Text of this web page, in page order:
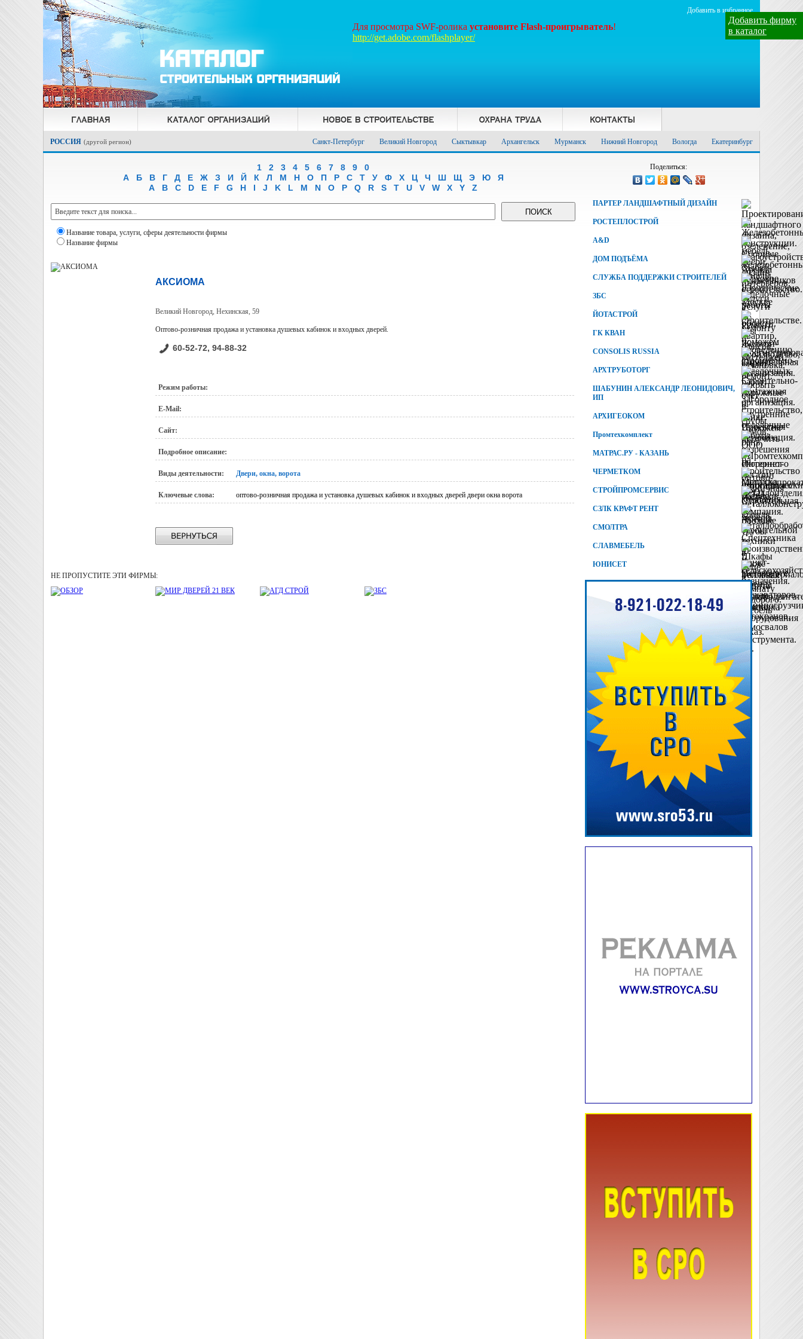
Добавить в избранное
Для просмотра SWF-ролика установите Flash-проигрыватель!
http://get.adobe.com/flashplayer/
РОССИЯ (другой регион) Екатеринбург
Вологда
Нижний Новгород
Мурманск
Архангельск
Сыктывкар
Великий Новгород
Санкт-Петербург
1 2 3 4 5 6 7 8 9
0
А
Б В Г Д Е Ж З И Й К Л М Н О П Р С Т У Ф Х Ц Ч Ш Щ Э Ю
Я
A
B C D E F G H I J K L M N O P Q R S T U V W X Y Z
Название товара, услуги, сферы деятельности фирмы
Название фирмы
АКСИОМА
Великий Новгород, Нехинская, 59
Оптово-розничная продажа и установка душевых кабинок и входных дверей.
60-52-72, 94-88-32
Режим работы:
E-Mail:
Сайт:
Подробное описание:
Виды деятельности: Двери, окна, ворота
Ключевые слова: оптово-розничная продажа и установка душевых кабинок и входных дверей двери окна ворота
НЕ ПРОПУСТИТЕ ЭТИ ФИРМЫ:
Поделиться:
ПАРТЕР ЛАНДШАФТНЫЙ ДИЗАЙН
РОСТЕПЛОСТРОЙ
A&D
ДОМ ПОДЪЁМА
СЛУЖБА ПОДДЕРЖКИ СТРОИТЕЛЕЙ
ЗБС
ЙОТАСТРОЙ
ГК КВАН
CONSOLIS RUSSIA
АРХТРУБОТОРГ
ШАБУНИН АЛЕКСАНДР ЛЕОНИДОВИЧ,
ИП
АРХИГЕОКОМ
Промтехкомплект
МАТРАС.РУ - КАЗАНЬ
ЧЕРМЕТКОМ
СТРОЙПРОМСЕРВИС
СЗЛК КРАФТ РЕНТ
СМОЛТРА
СЛАВМЕБЕЛЬ
ЮНИСЕТ
Добавить фирму
в каталог